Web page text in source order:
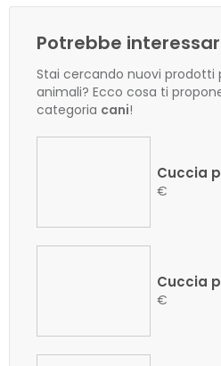
Potrebbe
Stai cercando nuovi prodotti
animali? Ecco cosa ti
categoria cani!
Cuccia
€
Cuccia
€